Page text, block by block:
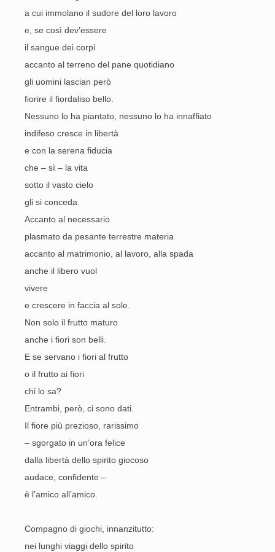
a cui immolano il sudore del loro lavoro
e, se così dev’essere
il sangue dei corpi
accanto al terreno del pane quotidiano
gli uomini lascian però
fiorire il fiordaliso bello.
Nessuno lo ha piantato, nessuno lo ha innaffiato
indifeso cresce in libertà
e con la serena fiducia
che – sì – la vita
sotto il vasto cielo
gli si conceda.
Accanto al necessario
plasmato da pesante terrestre materia
accanto al matrimonio, al lavoro, alla spada
anche il libero vuol
vivere
e crescere in faccia al sole.
Non solo il frutto maturo
anche i fiori son belli.
E se servano i fiori al frutto
o il frutto ai fiori
chi lo sa?
Entrambi, però, ci sono dati.
Il fiore più prezioso, rarissimo
– sgorgato in un’ora felice
dalla libertà dello spirito giocoso
audace, confidente –
è l’amico all’amico.
Compagno di giochi, innanzitutto:
nei lunghi viaggi dello spirito